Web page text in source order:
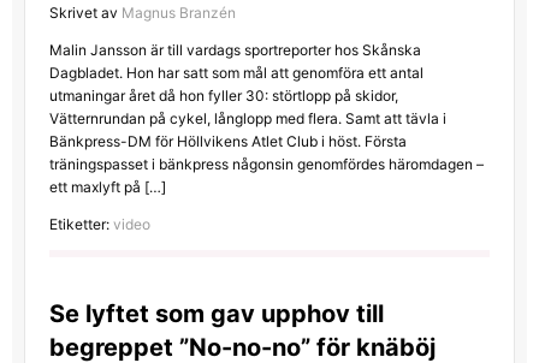
Skrivet av Magnus Branzén
Malin Jansson är till vardags sportreporter hos Skånska
Dagbladet. Hon har satt som mål att genomföra ett antal
utmaningar året då hon fyller 30: störtlopp på skidor,
Vätternrundan på cykel, långlopp med flera. Samt att tävla i
Bänkpress-DM för Höllvikens Atlet Club i höst. Första
träningspasset i bänkpress någonsin genomfördes häromdagen –
ett maxlyft på […]
Etiketter: video
Se lyftet som gav upphov till
begreppet ”No-no-no” för knäböj